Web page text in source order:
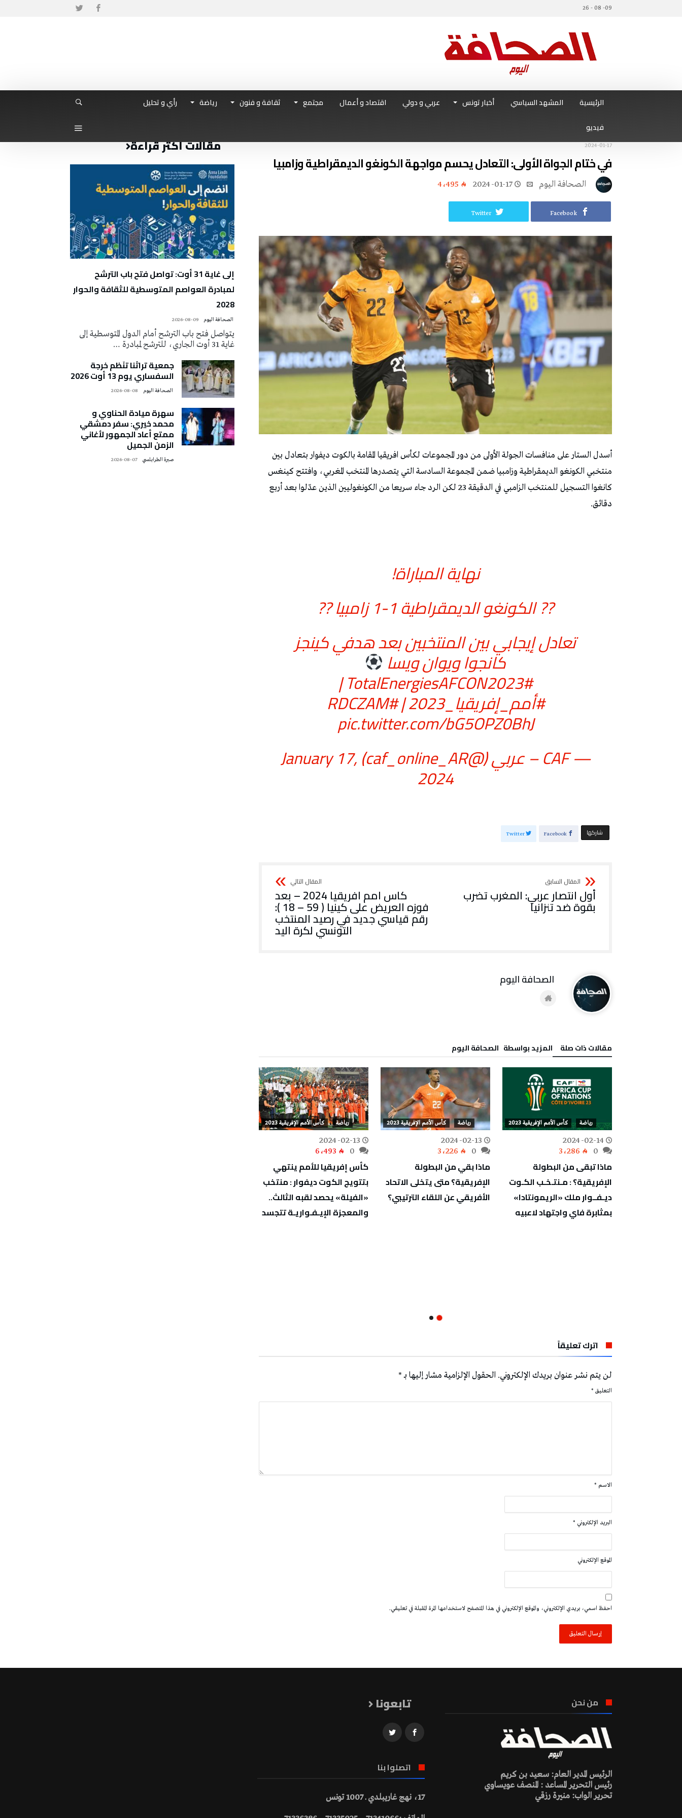
09- 08 - 26
الرئيسية المشهد السياسي أخبار تونس عربي و دولي اقتصاد و أعمال مجتمع ثقافة و فنون رياضة
رأي و تحليل
فيديو
2024-01-17
في ختام الجواة الأولى: التعادل يحسم مواجهة الكونغو الديمقراطية وزامبيا
2024-01-17 4٬495
Facebook
Twitter
أسدل الستار على منافسات الجولة الأولى من دور المجموعات لكأس افريقيا المقامة بالكوت ديفوار بتعادل بين
منتخبي الكونغو الديمقراطية وزامبيا ضمن المجموعة السادسة التي يتصدرها المنتخب المغربي، وافتتح كينغس
كانغوا التسجيل للمنتخب الزامبي في الدقيقة 23 لكن الرد جاء سريعا من الكونغوليين الذين عدّلوا بعد أربع
دقائق.
نهاية المباراة!
?? الكونغو الديمقراطية 1-1 زامبيا ??
تعادل إيجابي بين المنتخبين بعد هدفي كينجز
كانجوا ويوان ويسا
#TotalEnergiesAFCON2023
|
#أمم_إفريقيا_2023 |
#RDCZAM
pic.twitter.com/bG5OPZ0BhJ
— CAF – عربي (@caf_online_AR)
January 17,
2024
‫‫ شاركها‬ Facebook
Twitter
أول انتصار عربي: المغرب تضرب
بقوة ضد تنزانيا
كاس امم افريقيا 2024 – بعد
فوزه العريض على كينيا ( 59 – 18 ):
رقم قياسي جديد في رصيد المنتخب
التونسي لكرة اليد
‫مقالات ذات صلة‬ ‫‫المزيد بواسطة‬ ‬ ‭ ‬الصحافة‭ ‬اليوم
رياضة كأس الأمم الإفريقية 2023
2024-02-14
3٬286
ماذا تبقى من البطولة
الإفريقية؟ : مـنتـخـب الكـوت
ديـفــوار ملك «الريمونتادا»
بمثابرة فاي واجتهاد لاعبيه
رياضة كأس الأمم الإفريقية 2023
2024-02-13
3٬226
ماذا بقي من البطولة
الإفريقية؟ متى يتخلى الاتحاد
الأفريقي عن اللقاء الترتيبي؟
رياضة كأس الأمم الإفريقية 2023
2024-02-13
6٬493
كأس إفريقيا للأمم ينتهي
بتتويج الكوت ديفوار : منتخب
«الفيلة» يحصد لقبه الثالث..
والمعجزة الإيـفـواريـة تتجسد
اترك تعليقاً
لن يتم نشر عنوان بريدك الإلكتروني. الحقول الإلزامية مشار إليها بـ*
التعليق *
الاسم *
البريد الإلكتروني *
الموقع الإلكتروني
احفظ اسمي، بريدي الإلكتروني، والموقع الإلكتروني في هذا المتصفح لاستخدامها المرة المقبلة في تعليقي.
مقالات أكثر قراءة
إلى غاية 31 أوت: تواصل فتح باب الترشح
لمبادرة العواصم المتوسطية للثقافة والحوار
2028
2026-08-09
يتواصل فتح باب الترشح أمام الدول المتوسطية إلى
غاية 31 أوت الجاري، للترشح لمبادرة …
جمعية تراثنا تنَظم خرجة
السفساري يوم 13 أوت 2026
2026-08-08
سهرة ميادة الحناوي و
محمد خيري: سفر دمشقي
ممتع أعاد الجمهور لأغاني
الزمن الجميل
صبرة الطرابلسي 2026-08-07
من نحن
الرئيس المدير العام: سعيد بن كريم
رئيس التحرير المساعد : المنصف عويساوي
تحرير الواب: منيرة رزقي
تابعونا
اتصلوا بنا
17، نهج غاريبلدي ـ 1007 تونس